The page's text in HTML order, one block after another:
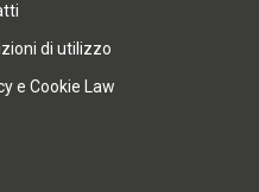
di utilizzo
e Cookie Law